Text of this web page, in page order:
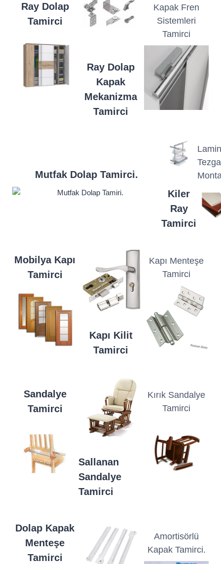
Ray Dolap
Tamirci
Ray Dolap
Kapak
Mekanizma
Tamirci
Kapak Fren
Sistemleri
Tamirci
Mutfak Dolap Tamirci.
Kiler
Ray
Tamirci
Mobilya Kapı
Tamirci
Kapı Kilit
Tamirci
Kapı Menteşe
Tamirci
Sandalye
Tamirci
Sallanan
Sandalye
Tamirci
Kırık Sandalye
Tamirci
Dolap Kapak
Menteşe
Tamirci
Amortisörlü
Kapak Tamirci.